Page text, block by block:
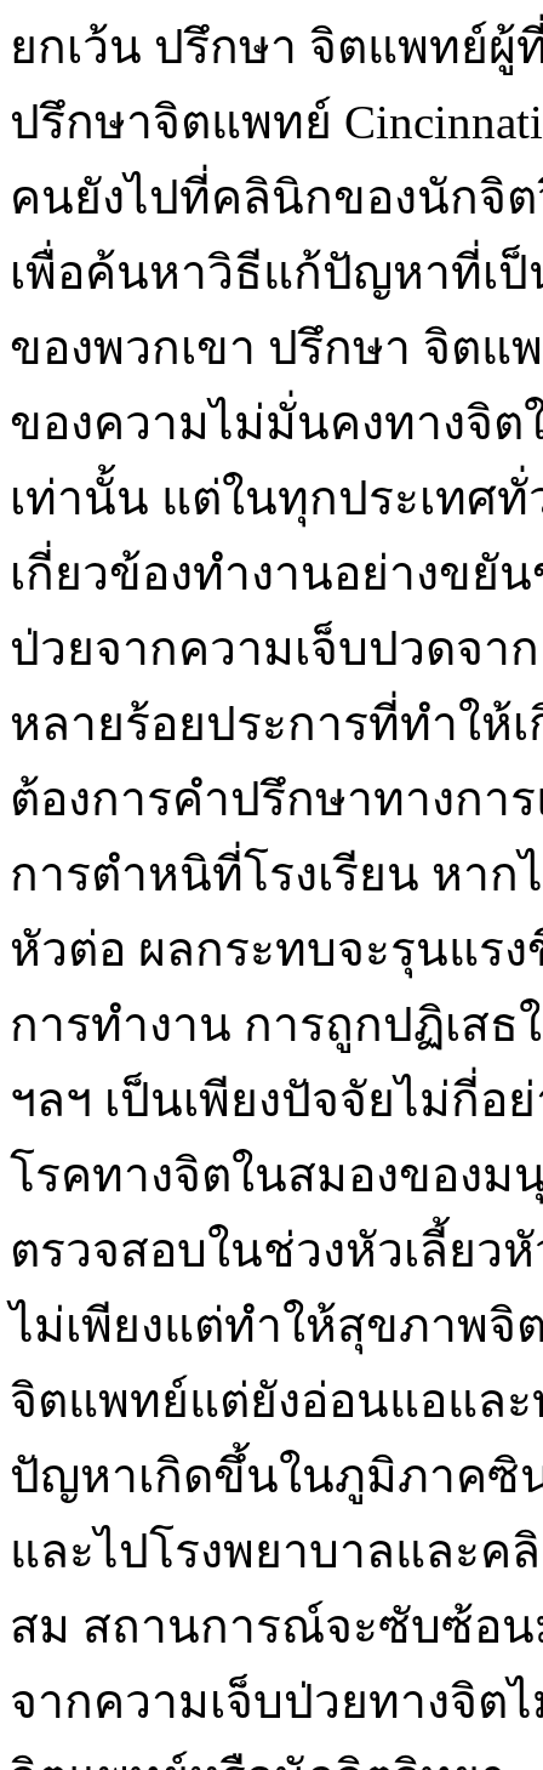
ยกเว้น ปรึกษา จิตแพทย์ผู้
ปรึกษาจิตแพทย์
คนยังไปที่คลินิกของนักจิต
เพื่อค้นหาวิธีแก้ปัญหาที่เ
ของพวกเขา ปรึกษา จิต
ของความไม่มั่นคงทางจิต
เท่านั้น แต่ในทุกประเทศ
เกี่ยวข้องทำงานอย่างขยั
ป่วยจากความเจ็บปวดจา
หลายร้อยประการที่ทำให้
ต้องการคำปรึกษาทางกา
การตำหนิที่โรงเรียน หาก
หัวต่อ ผลกระทบจะรุนแร
การทำงาน การถูกปฏิเสธ
ฯลฯ เป็นเพียงปัจจัยไม่กี่
โรคทางจิตในสมองของ
ตรวจสอบในช่วงหัวเลี้ยว
ไม่เพียงแต่ทำให้สุขภาพจิ
จิตแพทย์แต่ยังอ่อนแอและ
ปัญหาเกิดขึ้นในภูมิภาค
และไปโรงพยาบาลและค
สม สถานการณ์จะซับซ้อ
จากความเจ็บป่วยทางจิต